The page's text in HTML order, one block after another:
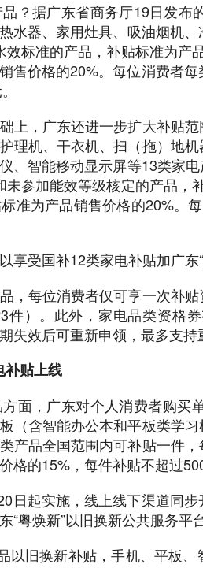
？据广东省商务厅19日发布
水器、家用灶具、吸油烟机
标准的产品，补贴标准为产
售价格的20%。每位消费者
上，广东还进一步扩大补贴
理机、干衣机、扫（拖）地
、智能移动显示屏等13类家
参加能效等级核定的产品，
准为产品销售价格的20%。
享受国补12类家电补贴加广东
，每位消费者仅可享一次补
件）。此外，家电品类资格
失效后可重新申领，最多支持
补贴上线
面，广东对个人消费者购买
（含智能办公本和平板类学
产品全国范围内可补贴一件
格的15%，每件补贴不超过500
日起实施，线上线下渠道同
粤焕新”以旧换新公共服务平
以旧换新补贴，手机、平板